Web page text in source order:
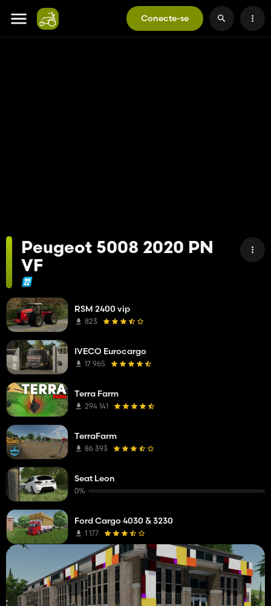
Conecte-se
Peugeot 5008 2020 PN
VF
RSM 2400 vip
823
IVECO Eurocargo
17 965
Terra Farm
294 141
TerraFarm
86 393
Seat Leon
0%
Ford Cargo 4030 & 3230
1 177